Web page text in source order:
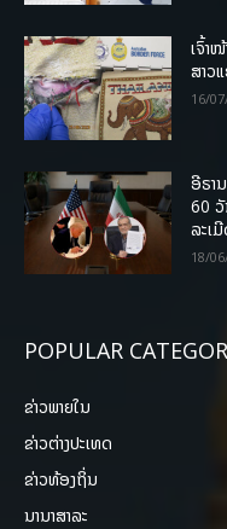
ເຈົ້າ
ສາວ
16/
ອີຣາ
60 ວັ
ລະເ
18/
POPULAR
ຂ່າວພາຍ​ໃນ
ຂ່າວຕ່າງປະເທດ
ຂ່າວທ້ອງຖິ່ນ
ນານາສາລະ